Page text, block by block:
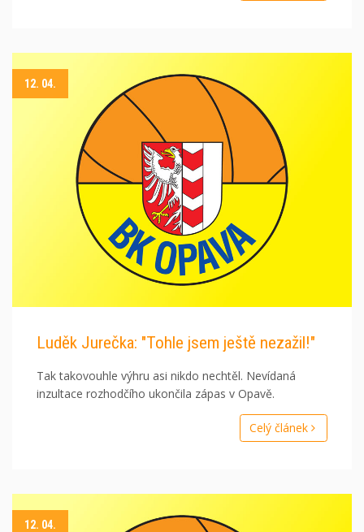
12. 04.
Luděk Jurečka: "Tohle jsem ještě nezažil!"
Tak takovouhle výhru asi nikdo nechtěl. Nevídaná
inzultace rozhodčího ukončila zápas v Opavě.
Celý článek
12. 04.